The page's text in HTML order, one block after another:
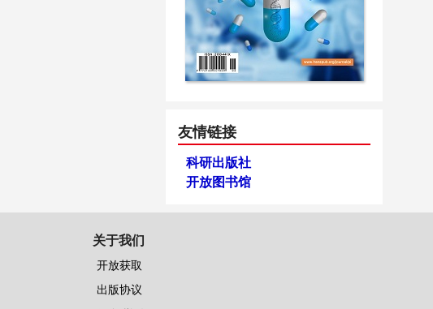
友情链接
科研出版社
开放图书馆
关于我们
开放获取
出版协议